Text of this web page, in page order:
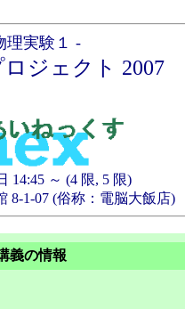
理実験１ -
ジェクト 2007
14:45 ～ (4 限, 5 限)
8-1-07 (俗称：電脳大飯店)
義の情報